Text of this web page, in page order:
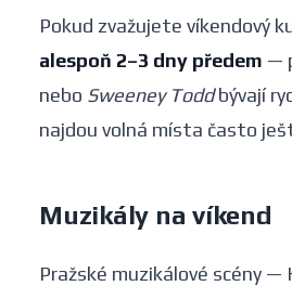
Pokud zvažujete víkendový
alespoň 2–3 dny předem —
nebo Sweeney Toddbývají
najdou volná místa často
Muzikály na víkend
Pražské muzikálové scény —